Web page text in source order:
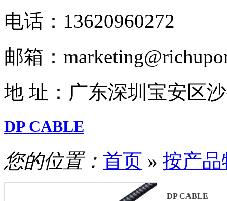
电话： 13620960272
邮箱：
地 址： 广东深圳宝安区
DP CABLE
您的位置： 首页 » 按产
DP CABLE